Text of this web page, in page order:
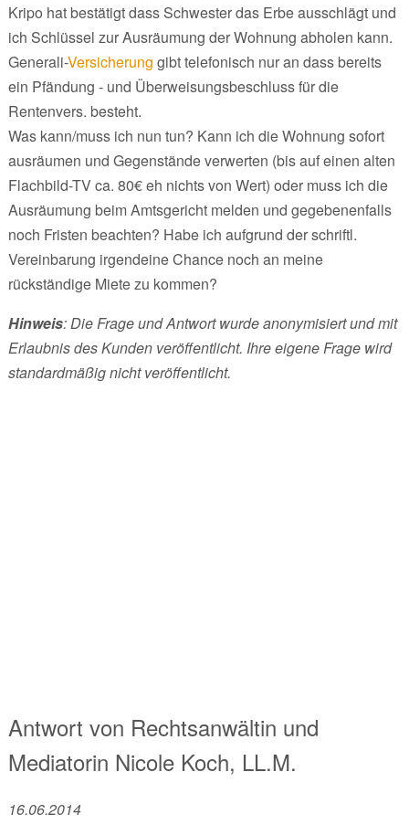
Kripo hat bestätigt dass Schwester das Erbe ausschlägt und
ich Schlüssel zur Ausräumung der Wohnung abholen kann.
Generali-Versicherung gibt telefonisch nur an dass bereits
ein Pfändung - und Überweisungsbeschluss für die
Rentenvers. besteht.
Was kann/muss ich nun tun? Kann ich die Wohnung sofort
ausräumen und Gegenstände verwerten (bis auf einen alten
Flachbild-TV ca. 80€ eh nichts von Wert) oder muss ich die
Ausräumung beim Amtsgericht melden und gegebenenfalls
noch Fristen beachten? Habe ich aufgrund der schriftl.
Vereinbarung irgendeine Chance noch an meine
rückständige Miete zu kommen?
Hinweis: Die Frage und Antwort wurde anonymisiert und mit
Erlaubnis des Kunden veröffentlicht. Ihre eigene Frage wird
standardmäßig nicht veröffentlicht.
Antwort von Rechtsanwältin und
Mediatorin Nicole Koch, LL.M.
16.06.2014